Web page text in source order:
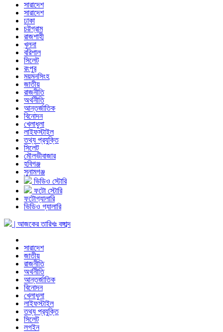
সারাদেশ
সারাদেশ
ঢাকা
চট্টগ্রাম
রাজশাহী
খুলনা
বরিশাল
সিলেট
রংপুর
ময়মনসিংহ
জাতীয়
রাজনীতি
অর্থনীতি
আন্তর্জাতিক
বিনোদন
খেলাধুলা
লাইফস্টাইল
তথ্য প্রযুক্তি
সিলেট
মৌলভীবাজার
হবিগঞ্জ
সুনামগঞ্জ
ভিডিও স্টোরি
ফটো স্টোরি
ফটোগ্যালারি
ভিডিও গ্যালারি
| আজকের তারিখঃ বঙ্গাব্দ
সারাদেশ
জাতীয়
রাজনীতি
অর্থনীতি
আন্তর্জাতিক
বিনোদন
খেলাধুলা
লাইফস্টাইল
তথ্য প্রযুক্তি
সিলেট
লগইন